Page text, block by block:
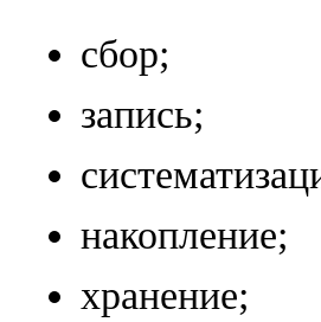
сбор;
запись;
накопление;
хранение;